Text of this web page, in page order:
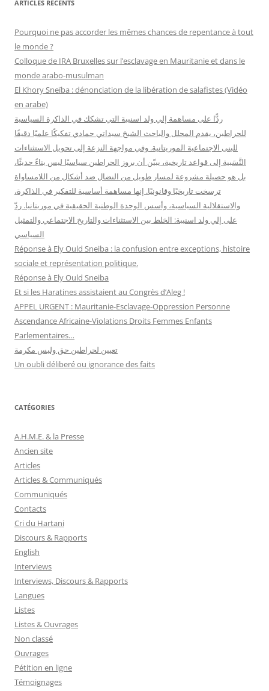
r
c
h
r
ARTICLES RÉCENTS
Pourquoi ne pas accorder les mêmes chances de repentance à tout
le monde ?
Colloque de IRA Bruxelles sur l’esclavage en Mauritanie et dans le
monde arabo-musulman
El Khory Sneïba : dénonciation de la libération de salafistes (Vidéo
en arabe)
ردًّا على مساهمة إلي ولد اسنيبة التي تشكك في الذاكرة السياسية
للحراطين، يقدم المحلل والباحث الشيخ سيداتي حمادي تفكيكًا علميًا دقيقًا
للبنى الاجتماعية الموريتانية. وفي مواجهة النزعة إلى تحويل الاستثناءات
النَّسَبية إلى قواعد تاريخية، يبيّن أن بروز الحراطين سياسيًا ليس بناءً حديثًا،
بل هو حصيلة مشروعة لمسار طويل من النضال ضد أشكال من اللامساواة
ترسخت تاريخيًا وقانونيًا. إنها مساهمة أساسية للتفكير في الذاكرة،
والاستقلالية السياسية، وأسس الوحدة الوطنية الحقيقية في موريتانيا. ردّ
على إلي ولد اسنيبة: الخلط بين الاستثناءات والتاريخ الاجتماعي والتمثيل
السياسي
Réponse à Ely Ould Sneiba : la confusion entre exceptions, histoire
sociale et représentation politique.
Réponse à Ely Ould Sneiba
Et si les Haratines assistaient au Congrès d’Aleg !
APPEL URGENT : Mauritanie-Esclavage-Oppression Personne
Ascendance Africaine-Violations Droits Femmes Enfants
Parlementaires…
تعيين لحراطين حق وليس مكرمة
Un oubli déliberé ou ignorance des faits
CATÉGORIES
A.H.M.E. & la Presse
Ancien site
Articles
Articles & Communiqués
Communiqués
Contacts
Cri du Hartani
Discours & Rapports
English
Interviews
Interviews, Discours & Rapports
Langues
Listes
Listes & Ouvrages
Non classé
Ouvrages
Pétition en ligne
Témoignages